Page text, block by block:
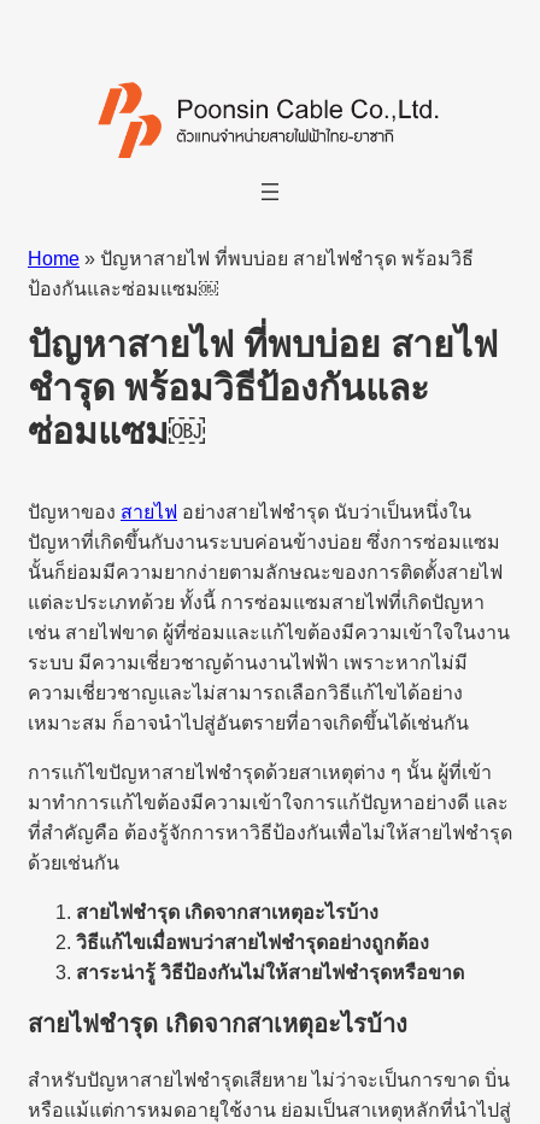
Home » ปัญหาสายไฟ ที่พบบ่อย สายไฟชำรุด พร้อมวิธี
ป้องกันและซ่อมแซม￼
ปัญหาสายไฟ ที่พบบ่อย สายไฟ
ชำรุด พร้อมวิธีป้องกันและ
ซ่อมแซม￼
ปัญหาของ สายไฟ อย่างสายไฟชำรุด นับว่าเป็นหนึ่งใน
ปัญหาที่เกิดขึ้นกับงานระบบค่อนข้างบ่อย ซึ่งการซ่อมแซม
นั้นก็ย่อมมีความยากง่ายตามลักษณะของการติดตั้งสายไฟ
แต่ละประเภทด้วย ทั้งนี้ การซ่อมแซมสายไฟที่เกิดปัญหา
เช่น สายไฟขาด ผู้ที่ซ่อมและแก้ไขต้องมีความเข้าใจในงาน
ระบบ มีความเชี่ยวชาญด้านงานไฟฟ้า เพราะหากไม่มี
ความเชี่ยวชาญและไม่สามารถเลือกวิธีแก้ไขได้อย่าง
เหมาะสม ก็อาจนำไปสู่อันตรายที่อาจเกิดขึ้นได้เช่นกัน
การแก้ไขปัญหาสายไฟชำรุดด้วยสาเหตุต่าง ๆ นั้น ผู้ที่เข้า
มาทำการแก้ไขต้องมีความเข้าใจการแก้ปัญหาอย่างดี และ
ที่สำคัญคือ ต้องรู้จักการหาวิธีป้องกันเพื่อไม่ให้สายไฟชำรุด
ด้วยเช่นกัน
สายไฟชำรุด เกิดจากสาเหตุอะไรบ้าง
วิธีแก้ไขเมื่อพบว่าสายไฟชำรุดอย่างถูกต้อง
สาระน่ารู้ วิธีป้องกันไม่ให้สายไฟชำรุดหรือขาด
สายไฟชำรุด เกิดจากสาเหตุอะไรบ้าง
สำหรับปัญหาสายไฟชำรุดเสียหาย ไม่ว่าจะเป็นการขาด บิ่น
หรือแม้แต่การหมดอายุใช้งาน ย่อมเป็นสาเหตุหลักที่นำไปสู่